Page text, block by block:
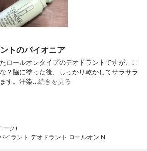
トのパイオニア
ロールオンタイプのデオドラントですが、こ
？脇に塗った後、しっかり乾かしてサラサラ
す。汗染…続きを見る
ーク)
イラント デオドラント ロールオン N